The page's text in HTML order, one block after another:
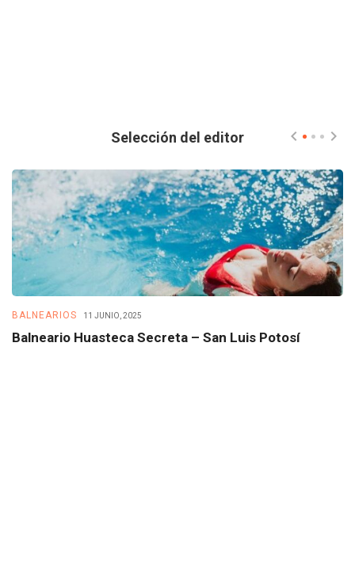
Selección del editor
BALNEARIOS 11 JUNIO, 2025
Balneario Huasteca Secreta – San Luis Potosí